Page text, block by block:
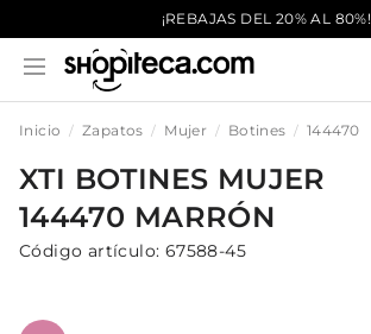
¡REBAJAS DEL 20% AL 80%!
Inicio Zapatos Mujer Botines 144470
XTI BOTINES MUJER
144470 MARRÓN
Código artículo: 67588-45